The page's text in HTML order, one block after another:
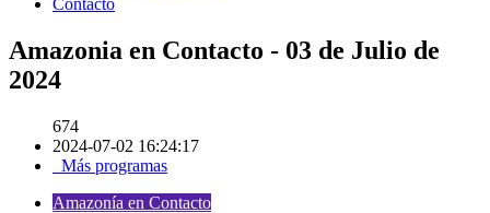
Contacto
Amazonia en Contacto - 03 de Julio de
2024
674
2024-07-02 16:24:17
Más programas
Amazonía en Contacto